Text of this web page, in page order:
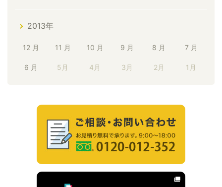
2013年
12 月 11 月 10 月 9 月 8 月 7 月
6 月 5月 4月 3月 2月 1月